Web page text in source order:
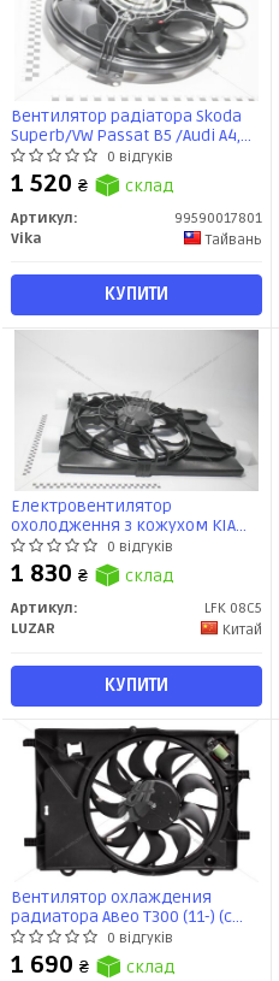
Вентилятор радіатора Skoda
Superb/VW Passat B5 /Audi A4,
A6, A8 (98-05) 250W; 280мм
(99590017801) VIKA
0 відгуків
1 520 ₴ склад
Артикул:
99590017801
Vika
Тайвань
КУПИТИ
Електровентилятор
охолодження з кожухом KIA
Sorento III (14-) 2.4i (LFK 08C5)
Luzar
0 відгуків
1 830 ₴ склад
Артикул:
LFK 08C5
LUZAR
Китай
КУПИТИ
Вентилятор охлаждения
радиатора Авео T300 (11-) (с
кожухом) (LFK 0595) Luzar
0 відгуків
1 690 ₴ склад